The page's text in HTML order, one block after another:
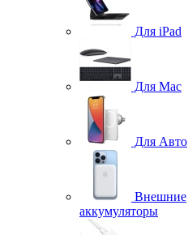
Для iPad
Для Mac
Для Авто
Внешние
аккумуляторы